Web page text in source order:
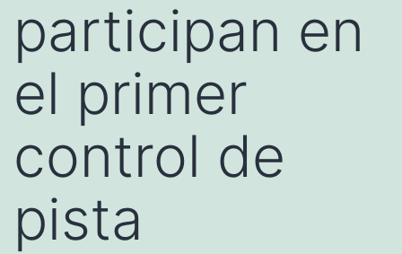
participan en
el primer
control de
pista